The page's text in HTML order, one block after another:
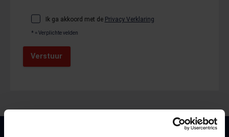
Ik ga akkoord met de Privacy Verklaring
* = Verplichte velden
Verstuur